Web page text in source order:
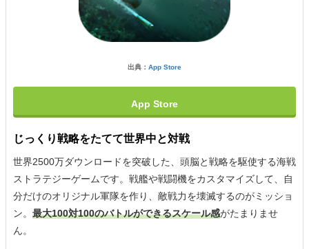
出典： App Store
App Store
じっくり戦略をたてて世界中と対戦
世界2500万ダウンロードを突破した、頭脳と戦略を駆使する海戦
ストラテジーゲームです。戦艦や戦闘機をカスタマイズして、自
分だけのオリジナル軍隊を作り、敵戦力を壊滅するのがミッショ
ン。 最大100対100のバトルができるスケール感がたまりませ
ん。